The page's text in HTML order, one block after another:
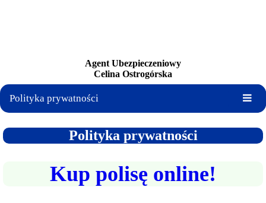
Agent Ubezpieczeniowy
Celina Ostrogórska
Polityka prywatności
Polityka prywatności
Kup polisę online!